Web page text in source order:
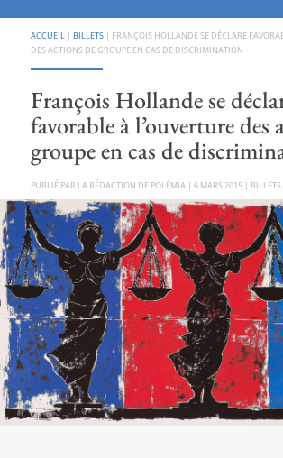
ACCUEIL | BILLETS| FRANÇOIS HOLLANDE SE DÉCLARE
DES ACTIONS DE GROUPE EN CAS DE DISCRIMINATION
François Hollande se
favorable à l’ouverture des
groupe en cas de
PAR LA RÉDACTION DE POLÉMIA | 6 MARS 2015| BILLETS